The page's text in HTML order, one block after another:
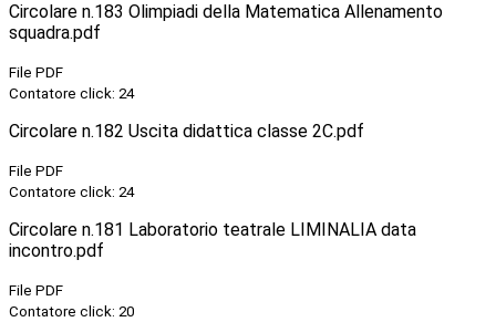
Circolare n.183 Olimpiadi della Matematica Allenamento
squadra.pdf
File PDF
Contatore click: 24
Circolare n.182 Uscita didattica classe 2C.pdf
File PDF
Contatore click: 24
Circolare n.181 Laboratorio teatrale LIMINALIA data
incontro.pdf
File PDF
Contatore click: 20